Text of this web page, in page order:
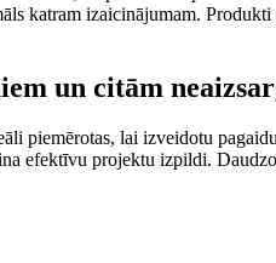
katram izaicinājumam. Produkti
un citām
piemērotas, lai izveidotu
efektīvu projektu izpildi.